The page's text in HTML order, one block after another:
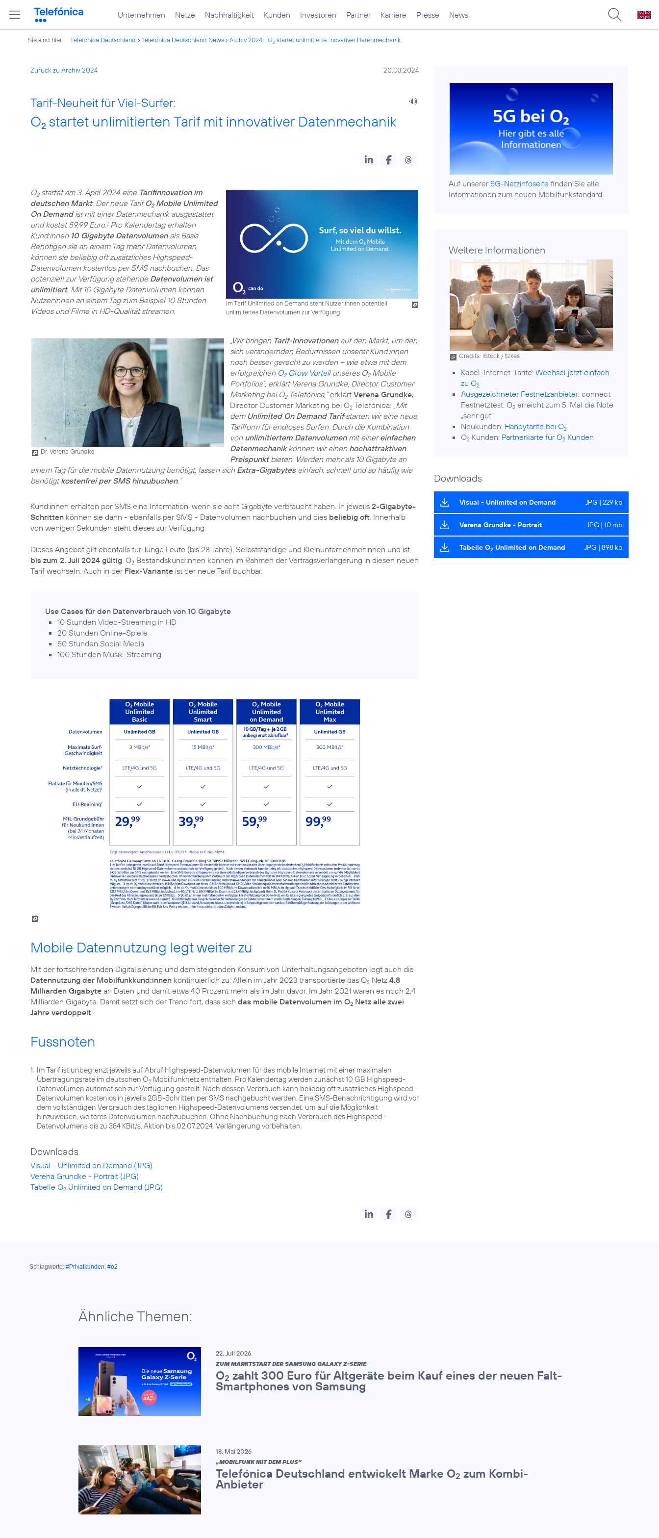
Unternehmen Netze Nachhaltigkeit Kunden Investoren Partner Karriere Presse News
Sie sind hier: Telefónica Deutschland Telefónica Deutschland News Archiv 2024 O2 startet unlimitierte...novativer Datenmechanik
Zurück zu Archiv 2024 20.03.2024
Tarif-Neuheit für Viel-Surfer:
O2 startet unlimitierten Tarif mit innovativer Datenmechanik
Im Tarif Unlimited on Demand steht Nutzer:innen potentiell
unlimitertes Datenvolumen zur Verfügung
O2startet am 3. April 2024 eine Tarifinnovation im
deutschen Markt: Der neue Tarif O2Mobile Unlimited
On Demandist mit einer Datenmechanik ausgestattet
und kostet 59,99 Euro.1Pro Kalendertag erhalten
Kund:innen 10 Gigabyte Datenvolumenals Basis.
Benötigen sie an einem Tag mehr Datenvolumen,
können sie beliebig oft zusätzliches Highspeed-
Datenvolumen kostenlos per SMS nachbuchen. Das
potenziell zur Verfügung stehende Datenvolumen ist
unlimitiert. Mit 10 Gigabyte Datenvolumen können
Nutzer:innen an einem Tag zum Beispiel 10 Stunden
Videos und Filme in HD-Qualität streamen.
Dr. Verena Grundke
„Wir bringen Tarif-Innovationenauf den Markt, um den
sich verändernden Bedürfnissen unserer Kund:innen
noch besser gerecht zu werden – wie etwa mit dem
erfolgreichen O2Grow Vorteilunseres O2Mobile
Portfolios”, erklärt Verena Grundke, Director Customer
Marketing bei O2Telefónica,“erklärt Verena Grundke,
Director Customer Marketing bei O2Telefónica.
„Mit
dem Unlimited On Demand Tarifstarten wir eine neue
Tarifform für endloses Surfen. Durch die Kombination
von unlimitiertem Datenvolumenmit einereinfachen
Datenmechanikkönnen wir einen hochattraktiven
Preispunktbieten. Werden mehr als 10 Gigabyte an
einem Tag für die mobile Datennutzung benötigt, lassen sich Extra-Gigabyteseinfach, schnell und so häufig wie
benötigtkostenfrei per SMS hinzubuchen.“
Kund:innen erhalten per SMS eine Information, wenn sie acht Gigabyte verbraucht haben. In jeweils 2-Gigabyte-
Schritten können sie dann - ebenfalls per SMS - Datenvolumen nachbuchen und dies beliebig oft . Innerhalb
von wenigen Sekunden steht dieses zur Verfügung.
Dieses Angebot gilt ebenfalls für Junge Leute (bis 28 Jahre), Selbstständige und Kleinunternehmer:innen und ist
bis zum 2. Juli 2024 gültig . O2 Bestandskund:innen können im Rahmen der Vertragsverlängerung in diesen neuen
Tarif wechseln. Auch in der Flex-Variante ist der neue Tarif buchbar.
Use Cases für den Datenverbrauch von 10 Gigabyte
10 Stunden Video-Streaming in HD
20 Stunden Online-Spiele
50 Stunden Social Media
100 Stunden Musik-Streaming
Mobile Datennutzung legt weiter zu
Mit der fortschreitenden Digitalisierung und dem steigenden Konsum von Unterhaltungsangeboten legt auch die
Datennutzung der Mobilfunkkund:innen kontinuierlich zu. Allein im Jahr 2023 transportierte das O2 Netz 4,8
Milliarden Gigabyte an Daten und damit etwa 40 Prozent mehr als im Jahr davor. Im Jahr 2021 waren es noch 2,4
Milliarden Gigabyte. Damit setzt sich der Trend fort, dass sich das mobile Datenvolumen im O2 Netz alle zwei
Jahre verdoppelt
Fussnoten
1 Im Tarif ist unbegrenzt jeweils auf Abruf Highspeed-Datenvolumen für das mobile Internet mit einer maximalen
Übertragungsrate im deutschen O2 Mobilfunknetz enthalten. Pro Kalendertag werden zunächst 10 GB Highspeed-
Datenvolumen automatisch zur Verfügung gestellt. Nach dessen Verbrauch kann beliebig oft zusätzliches Highspeed-
Datenvolumen kostenlos in jeweils 2GB-Schritten per SMS nachgebucht werden. Eine SMS-Benachrichtigung wird vor
dem vollständigen Verbrauch des täglichen Highspeed-Datenvolumens versendet, um auf die Möglichkeit
hinzuweisen, weiteres Datenvolumen nachzubuchen. Ohne Nachbuchung nach Verbrauch des Highspeed-
Datenvolumens bis zu 384 KBit/s. Aktion bis 02.07.2024. Verlängerung vorbehalten.
Downloads
Visual - Unlimited on Demand (JPG)
Verena Grundke - Portrait (JPG)
Tabelle O2 Unlimited on Demand (JPG)
Auf unserer 5G-Netzinfoseite finden Sie alle
Informationen zum neuen Mobilfunkstandard.
Weitere Informationen
Credits: iStock / fizkes
Kabel-Internet-Tarife:Wechsel jetzt einfach
zu O2
Ausgezeichneter Festnetzanbieter: connect
Festnetztest: O2 erreicht zum 5. Mal die Note
„sehr gut“
Neukunden: Handytarife bei O2
O2 Kunden: Partnerkarte für O2 Kunden
Downloads
Visual - Unlimited on Demand JPG | 229 kb
Verena Grundke - Portrait JPG | 10 mb
Tabelle O2 Unlimited on Demand JPG | 898 kb
Schlagworte: #Privatkunden, #o2
Ähnliche Themen:
22. Juli 2026
ZUM MARKTSTART DER SAMSUNG GALAXY Z-SERIE
O2 zahlt 300 Euro für Altgeräte beim Kauf eines der neuen Falt-
Smartphones von Samsung
18. Mai 2026
„MOBILFUNK MIT DEM PLUS”
Telefónica Deutschland entwickelt Marke O2 zum Kombi-
Anbieter